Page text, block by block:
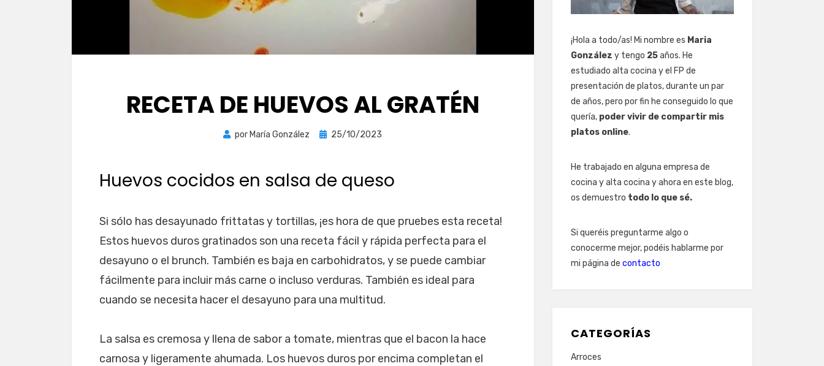
RECETA DE HUEVOS AL GRATÉN
por María González
Publicada
25/10/2023
Huevos cocidos en salsa de queso
Si sólo has desayunado frittatas y tortillas, ¡es hora de que pruebes esta receta!
Estos huevos duros gratinados son una receta fácil y rápida perfecta para el
desayuno o el brunch. También es baja en carbohidratos, y se puede cambiar
fácilmente para incluir más carne o incluso verduras. También es ideal para
cuando se necesita hacer el desayuno para una multitud.
La salsa es cremosa y llena de sabor a tomate, mientras que el bacon la hace
carnosa y ligeramente ahumada. Los huevos duros por encima completan el
¡Hola a todo/as! Mi nombre es Maria
González y tengo 25años. He
estudiado alta cocina y el FP de
presentación de platos, durante un par
de años, pero por fin he conseguido lo que
quería, poder vivir de compartir mis
platos online.
He trabajado en alguna empresa de
cocina y alta cocina y ahora en este blog,
os demuestro todo lo que sé.
Si queréis preguntarme algo o
conocerme mejor, podéis hablarme por
mi página de contacto
CATEGORÍAS
Arroces